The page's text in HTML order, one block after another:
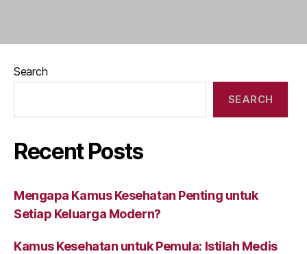
Search
SEARCH
Recent Posts
Mengapa Kamus Kesehatan Penting untuk
Setiap Keluarga Modern?
Kamus Kesehatan untuk Pemula: Istilah Medis